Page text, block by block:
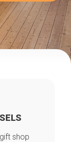
shop